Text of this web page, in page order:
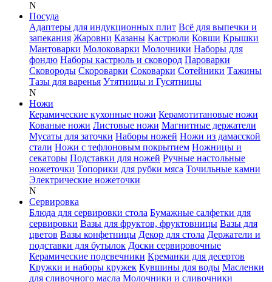
N
Посуда
Адаптеры для индукционных плит Всё для выпечки и
запекания Жаровни Казаны Кастрюли Ковши Крышки
Мантоварки Молоковарки Молочники Наборы для
фондю Наборы кастрюль и сковород Пароварки
Сковороды Скороварки Соковарки Сотейники Тажины
Тазы для варенья Утятницы и Гусятницы
N
Ножи
Керамические кухонные ножи Керамотитановые ножи
Кованые ножи Листовые ножи Магнитные держатели
Мусаты для заточки Наборы ножей Ножи из дамасской
стали Ножи с тефлоновым покрытием Ножницы и
секаторы Подставки для ножей Ручные настольные
ножеточки Топорики для рубки мяса Точильные камни
Электрические ножеточки
N
Сервировка
Блюда для сервировки стола Бумажные салфетки для
сервировки Вазы для фруктов, фруктовницы Вазы для
цветов Вазы конфетницы Декор для стола Держатели и
подставки для бутылок Доски сервировочные
Керамические подсвечники Креманки для десертов
Кружки и наборы кружек Кувшины для воды Масленки
для сливочного масла Молочники и сливочники